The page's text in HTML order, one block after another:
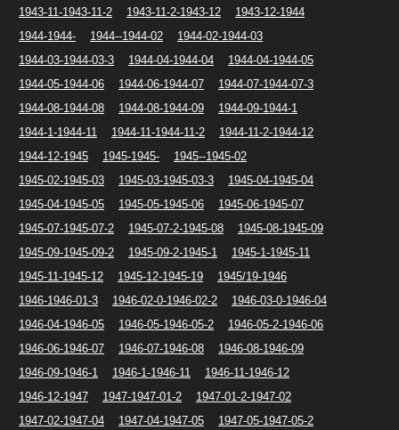
1943-11-1943-11-2
1943-11-2-1943-12
1943-12-1944
1944-1944-
1944--1944-02
1944-02-1944-03
1944-03-1944-03-3
1944-04-1944-04
1944-04-1944-05
1944-05-1944-06
1944-06-1944-07
1944-07-1944-07-3
1944-08-1944-08
1944-08-1944-09
1944-09-1944-1
1944-1-1944-11
1944-11-1944-11-2
1944-11-2-1944-12
1944-12-1945
1945-1945-
1945--1945-02
1945-02-1945-03
1945-03-1945-03-3
1945-04-1945-04
1945-04-1945-05
1945-05-1945-06
1945-06-1945-07
1945-07-1945-07-2
1945-07-2-1945-08
1945-08-1945-09
1945-09-1945-09-2
1945-09-2-1945-1
1945-1-1945-11
1945-11-1945-12
1945-12-1945-19
1945/19-1946
1946-1946-01-3
1946-02-0-1946-02-2
1946-03-0-1946-04
1946-04-1946-05
1946-05-1946-05-2
1946-05-2-1946-06
1946-06-1946-07
1946-07-1946-08
1946-08-1946-09
1946-09-1946-1
1946-1-1946-11
1946-11-1946-12
1946-12-1947
1947-1947-01-2
1947-01-2-1947-02
1947-02-1947-04
1947-04-1947-05
1947-05-1947-05-2